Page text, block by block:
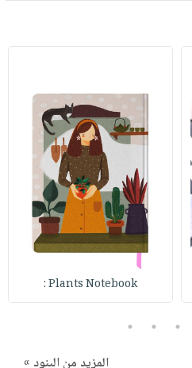
Plants Notebook :
3
4
5
المزيد من البنود »